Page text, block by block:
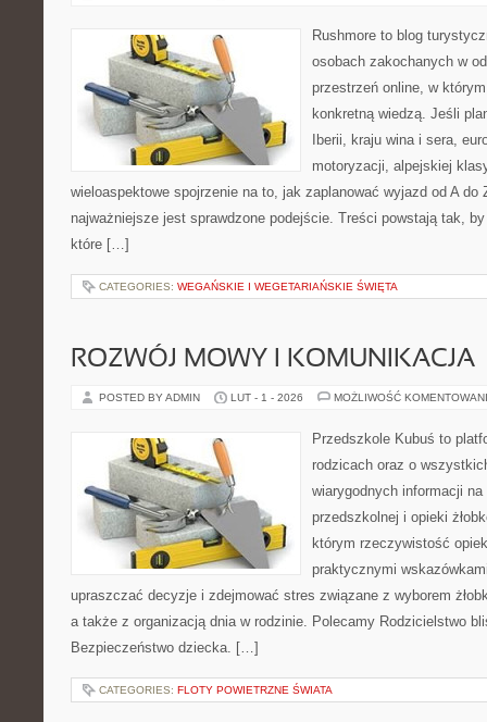
Rushmore to blog
osobach zakochanych w
przestrzeń online, w
konkretną wiedzą. Jeśli
Iberii, kraju wina i sera,
motoryzacji, alpejskiej
wieloaspektowe spojrzenie na to, jak zaplanować wyjazd od A do
najważniejsze jest sprawdzone podejście. Treści powstają tak,
które […]
CATEGORIES: WEGAŃSKIE I WEGETARIAŃSKIE ŚWIĘTA
ROZWÓJ MOWY I KOMUNIKACJA
POSTED BY ADMIN LUT - 1 - 2026 MOŻLIWOŚĆ
Przedszkole Kubuś to
rodzicach oraz o
wiarygodnych informacji
przedszkolnej i opieki
którym rzeczywistość
praktycznymi
upraszczać decyzje i zdejmować stres związane z wyborem
a także z organizacją dnia w rodzinie. Polecamy Rodzicielstwo
Bezpieczeństwo dziecka. […]
CATEGORIES: FLOTY POWIETRZNE ŚWIATA